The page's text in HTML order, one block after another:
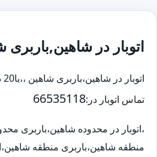
اتوبار در شاهین,باربری
تماس اتوبار در:66535118
،اتوبار در محدوده شاهین،باربری
منطقه شاهین،باربری منطقه